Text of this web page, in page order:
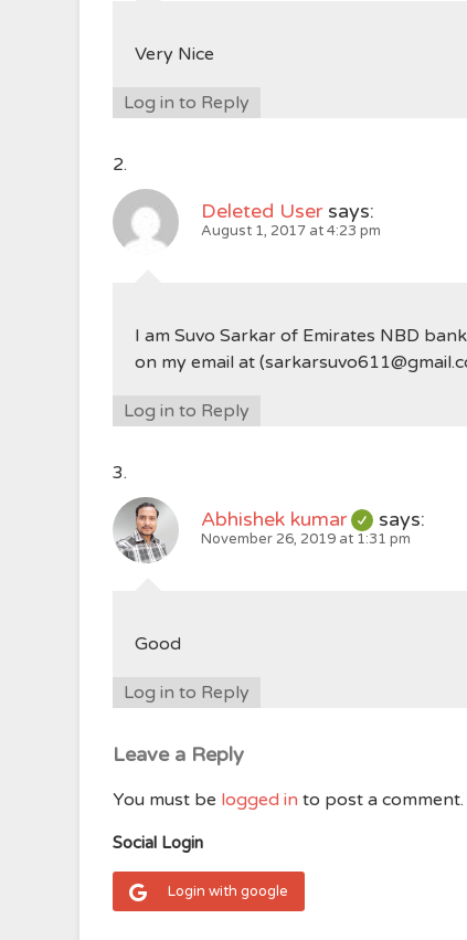
Very Nice
Log in to Reply
Deleted User says:
August 1, 2017 at 4:23 pm
I am Suvo Sarkar of Emirates NBD
on my email at
Log in to Reply
Abhishek kumar says:
November 26, 2019 at 1:31 pm
Good
Log in to Reply
Leave a Reply
You must be logged in to post a comment.
Social Login
Login with google